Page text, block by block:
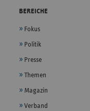
BEREICHE
Fokus
Politik
Presse
Themen
Magazin
Verband